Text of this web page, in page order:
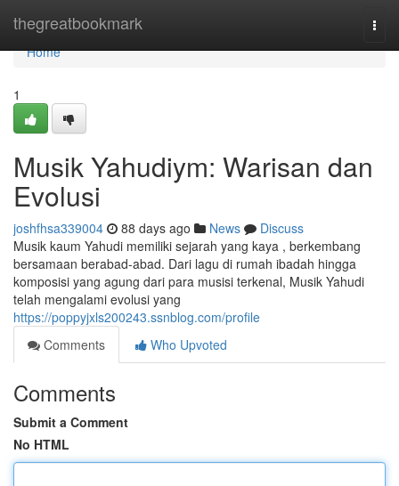
thegreatbookmark
Home
Home
1
Musik Yahudiym: Warisan dan
Evolusi
joshfhsa339004 88 days ago News
Discuss
Musik kaum Yahudi memiliki sejarah yang kaya , berkembang
bersamaan berabad-abad. Dari lagu di rumah ibadah hingga
komposisi yang agung dari para musisi terkenal, Musik Yahudi
telah mengalami evolusi yang
https://poppyjxls200243.ssnblog.com/profile
Comments
Who Upvoted
Comments
Submit a Comment
No HTML